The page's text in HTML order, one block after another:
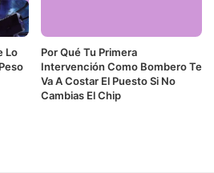
Lo
Por Qué Tu Primera
Intervención Como Bombero Te
Va A Costar El Puesto Si No
Cambias El Chip